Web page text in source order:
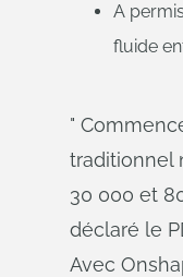
A
fluide
"
traditionnel
30 000 et
déclaré le
Avec